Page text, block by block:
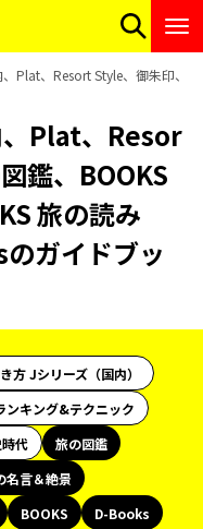
Plat、Resort Style、御朱印、
Plat、Resor
鑑、BOOKS
旅の読み
ガイドブッ
方 Jシリーズ（国内）
ンキング&テクニック
代
旅の図鑑
名言＆絶景
BOOKS
D-Books